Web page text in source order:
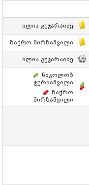
Ილია Გუჯარაიძე
Ზაქრო Მირზაშვილი
Ილია Გუჯარაიძე
Ნიკოლოზ
Ტურიაშვილი
Ზაქრო
Მირზაშვილი